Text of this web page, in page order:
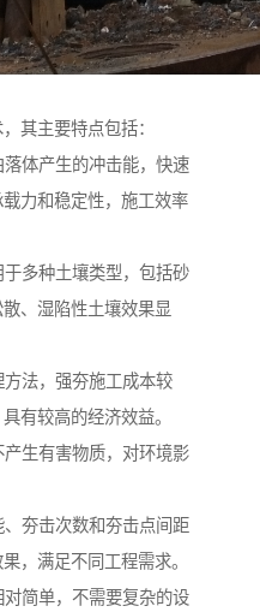
其主要特点包括：
体产生的冲击能，快速
力和稳定性，施工效率
多种土壤类型，包括砂
、湿陷性土壤效果显
法，强夯施工成本较
有较高的经济效益。
生有害物质，对环境影
夯击次数和夯击点间距
，满足不同工程需求。
简单，不需要复杂的设